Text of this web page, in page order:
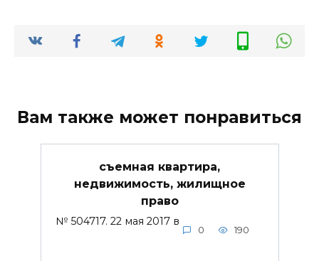
Вам также может понравиться
съемная квартира,
недвижимость, жилищное
право
№ 504717. 22 мая 2017 в
0 190